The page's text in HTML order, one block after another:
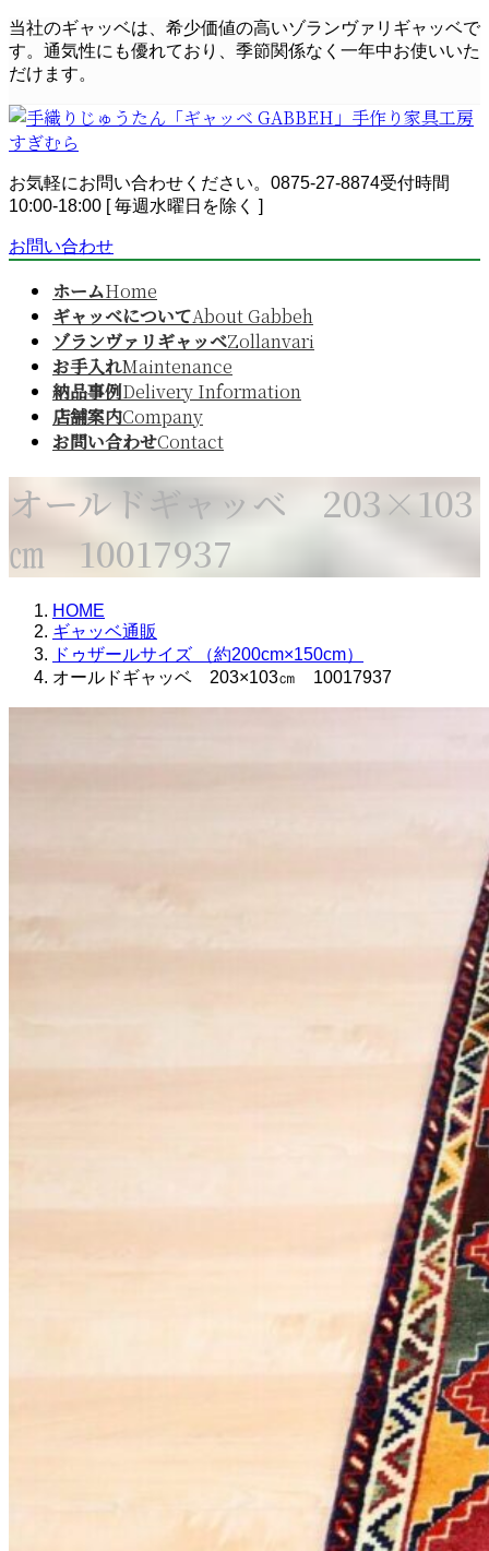
コ
ン
テ
ツ
へ
キ
ッ
ナ
ビ
ゲ
シ
ョ
に
移
当社のギャッベは、希少価値の高いゾランヴァリギャッベで
す。通気性にも優れており、季節関係なく一年中お使いいた
だけます。
お気軽にお問い合わせください。 0875-27-8874受付時間
10:00-18:00 [ 毎週水曜日を除く ]
お問い合わせ
ホームHome
ギャッベについてAbout Gabbeh
ゾランヴァリギャッベZollanvari
お手入れMaintenance
納品事例Delivery Information
店舗案内Company
お問い合わせContact
オールドギャッベ 203×103
㎝ 10017937
HOME
ギャッベ通販
ドゥザールサイズ （約200cm×150cm）
オールドギャッベ 203×103㎝ 10017937